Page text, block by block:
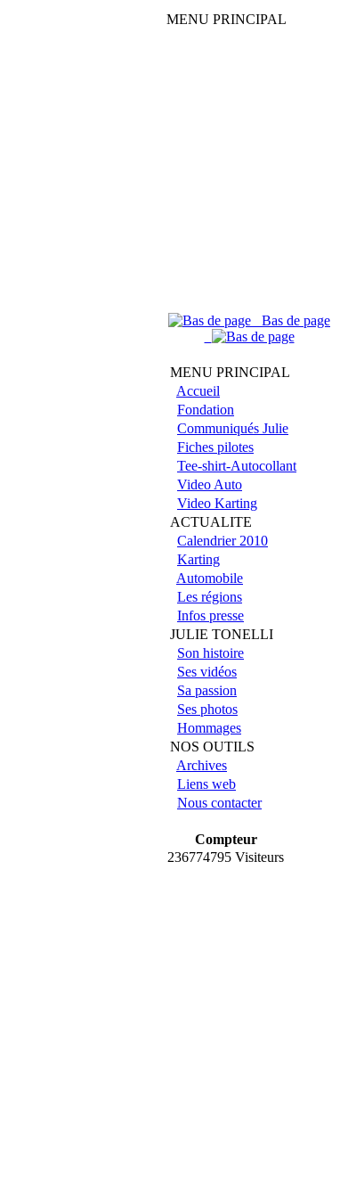
MENU PRINCIPAL
Bas de page
MENU PRINCIPAL
Accueil
Fondation
Communiqués Julie
Fiches pilotes
Tee-shirt-Autocollant
Video Auto
Video Karting
ACTUALITE
Calendrier 2010
Karting
Automobile
Les régions
Infos presse
JULIE TONELLI
Son histoire
Ses vidéos
Sa passion
Ses photos
Hommages
NOS OUTILS
Archives
Liens web
Nous contacter
Compteur
236774795 Visiteurs